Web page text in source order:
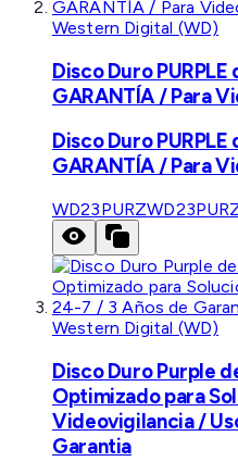
Western Digital (WD)
Disco Duro PURPLE
GARANTÍA / Para
Disco Duro PURPLE
GARANTÍA / Para
WD23PURZ
Western Digital (WD)
Disco Duro Purple
Optimizado para
Videovigilancia /
Garantia